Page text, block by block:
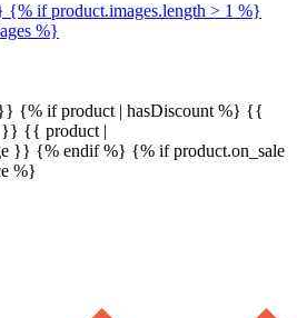
if product.images.length > 1 %}
%}
{% if product | hasDiscount %} {{
}} {{ product |
}} {% endif %} {% if product.on_sale
%}